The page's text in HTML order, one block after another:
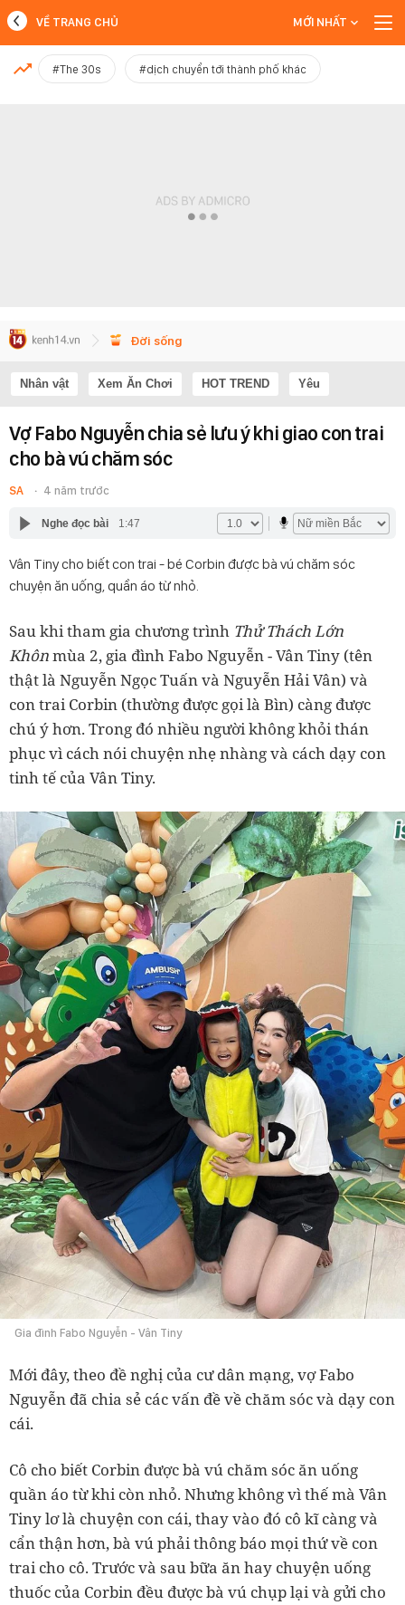
MỚI NHẤT
VỀ TRANG CHỦ MỚI NHẤT
#The 30s #dịch chuyển tới thành phố khác
Đời sống
Nhân vật Xem Ăn Chơi HOT TREND Yêu
Vợ Fabo Nguyễn chia sẻ lưu ý khi giao con trai
cho bà vú chăm sóc
SA 4 năm trước
Nghe đọc bài 1:47
Vân Tiny cho biết con trai - bé Corbin được bà vú chăm sóc
chuyện ăn uống, quần áo từ nhỏ.
Sau khi tham gia chương trình Thử Thách Lớn
Khônmùa 2, gia đình Fabo Nguyễn - Vân Tiny (tên
thật là Nguyễn Ngọc Tuấn và Nguyễn Hải Vân) và
con trai Corbin (thường được gọi là Bìn) càng được
chú ý hơn. Trong đó nhiều người không khỏi thán
phục vì cách nói chuyện nhẹ nhàng và cách dạy con
tinh tế của Vân Tiny.
Gia đình Fabo Nguyễn - Vân Tiny
Mới đây, theo đề nghị của cư dân mạng, vợ Fabo
Nguyễn đã chia sẻ các vấn đề về chăm sóc và dạy con
cái.
Cô cho biết Corbin được bà vú chăm sóc ăn uống
quần áo từ khi còn nhỏ. Nhưng không vì thế mà Vân
Tiny lơ là chuyện con cái, thay vào đó cô kĩ càng và
cẩn thận hơn, bà vú phải thông báo mọi thứ về con
trai cho cô. Trước và sau bữa ăn hay chuyện uống
thuốc của Corbin đều được bà vú chụp lại và gửi cho